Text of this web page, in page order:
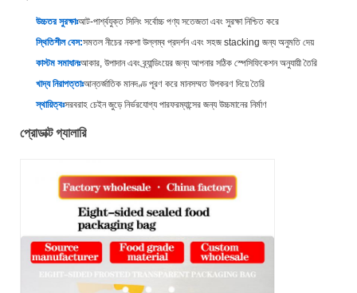
উচ্চতর সুরক্ষাঃআট-পার্শ্বযুক্ত সিলিং সর্বোচ্চ পণ্য সতেজতা এবং সুরক্ষা নিশ্চিত করে
স্থিতিশীল বেস:সমতল নীচের নকশা উল্লম্ব প্রদর্শন এবং সহজ stacking জন্য অনুমতি দেয়
কাস্টম সমাধানঃআকার, উপাদান এবং ব্র্যান্ডিংয়ের জন্য আপনার সঠিক স্পেসিফিকেশন অনুযায়ী তৈরি
খাদ্য নিরাপত্তাঃআন্তর্জাতিক মানদণ্ড পূরণ করে মানসম্মত উপকরণ দিয়ে তৈরি
স্থায়িত্বঃসরবরাহ চেইন জুড়ে নির্ভরযোগ্য পারফরম্যান্সের জন্য উচ্চমানের নির্মাণ
প্রোডাক্ট গ্যালারি